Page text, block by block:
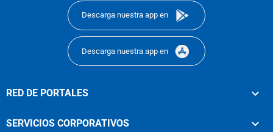
Descarga nuestra app en
Descarga nuestra app en
RED DE PORTALES
SERVICIOS CORPORATIVOS